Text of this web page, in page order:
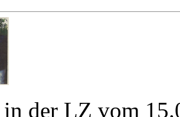
der LZ vom